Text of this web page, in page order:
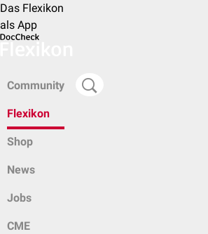
Das Flexikon
als App
Community
Flexikon
Shop
News
Jobs
CME